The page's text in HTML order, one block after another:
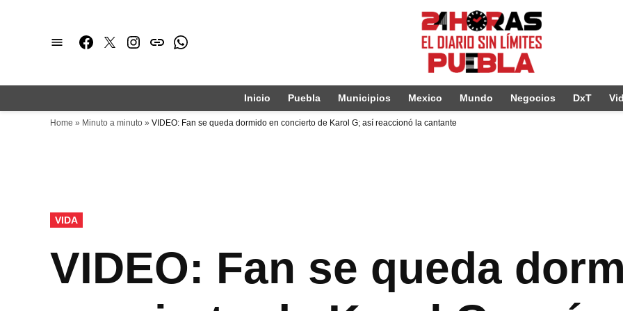
Facebook
TwitterInstagram
issuuWhatsapp
Inicio Puebla Municipios Mexico Mundo Negocios DxT
Home » Minuto a minuto » VIDEO: Fan se queda dormido en concierto de Karol G; así reaccionó la cantante
PUBLICADO
EN
VIDA
VIDEO: Fan se queda